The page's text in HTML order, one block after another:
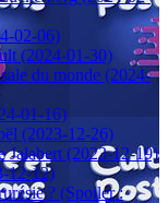
02-06)
(2024-01-30)
du monde (2024-
01-16)
(2023-12-26)
Jalabert (2023-12-19)
12-12)
? (Spoiler :